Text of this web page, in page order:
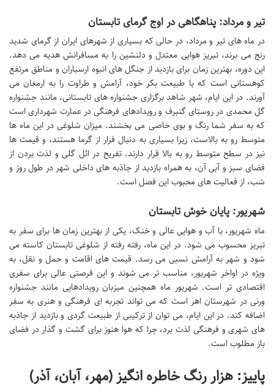
تیر و مرداد: پناهگاهی در اوج گرمای تابستان
در ماه های تیر و مرداد، در حالی که بسیاری از شهرهای ایران از گرمای شدید
رنج می برند، تبریز هوایی معتدل و دلنشین را به مسافرانش هدیه می دهد.
این دوره، بهترین زمان برای بازدید از جنگل های انبوه ارسباران و مناطق مرتفع
کوهستانی است که با طبیعت بکر خود، آرامش و طراوت را به ارمغان می
آورند. در این ایام، شهر شاهد برگزاری جشنواره های تابستانی، مانند جشنواره
گل محمدی در روستای گنبرف و رویدادهای فرهنگی در عمارت شهرداری است
که به سفر شما رنگ و بوی خاصی می بخشند. میزان شلوغی در این ماه ها
متوسط رو به بالاست، زیرا بسیاری به دنبال فرار از گرما هستند، و قیمت ها
نیز در سطح متوسط رو به بالا قرار دارند. تفریح در ائل گلی و لذت بردن از
فضای سبز و آبی آن، به همراه بازدید از جاذبه های داخلی شهر در طول روز و
شب، از فعالیت های محبوب این فصل است.
شهریور: پایان خوش تابستان
ماه شهریور، با آب و هوایی عالی و خنک، یکی از بهترین زمان ها برای سفر به
تبریز محسوب می شود. در این ماه، رفته رفته از شلوغی تابستان کاسته می
شود و شهر به آرامش نسبی می رسد. قیمت های اقامت و حمل و نقل، به
ویژه در اواخر شهریور، مناسب تر می شوند و این فرصتی عالی برای سفری
اقتصادی تر است. شهریور ماه همچنین میزبان رویدادهایی مانند جشنواره
ورنی در شهرستان اهر است که می تواند تجربه ای فرهنگی و هنری به سفر
اضافه کند. در این ایام، می توان از ترکیبی از طبیعت گردی و بازدید از جاذبه
های شهری و فرهنگی لذت برد، چرا که هوا هنوز برای گشت و گذار در فضای
باز مطلوب است.
پاییز: هزار رنگ خاطره انگیز (مهر، آبان، آذر)